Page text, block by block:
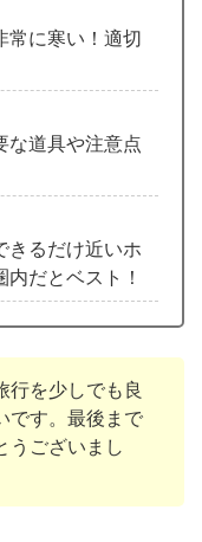
常に寒い！適切
な道具や注意点
きるだけ近いホ
だとベスト！
行を少しでも良
です。最後まで
うございまし